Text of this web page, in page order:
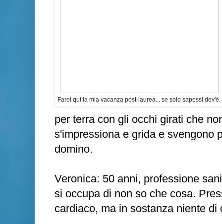
Farei qui la mia vacanza post-laurea... se solo sapessi dov'è.
per terra con gli occhi girati che
s'impressiona e grida e svengono
domino.
Veronica: 50 anni, professione
si occupa di non so che cosa.
cardiaco, ma in sostanza niente di